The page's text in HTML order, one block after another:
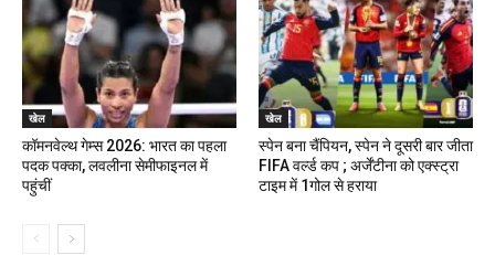
खेल
कॉमनवेल्थ गेम्स 2026: भारत का पहला
पदक पक्का, लवलीना सेमीफाइनल में
पहुंचीं
खेल
स्पेन बना चैंपियन, स्पेन ने दूसरी बार जीता
FIFA वर्ल्ड कप ; अर्जेंटीना को एक्स्ट्रा
टाइम में 1गोल से हराया